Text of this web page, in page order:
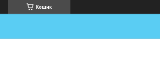
Кошик